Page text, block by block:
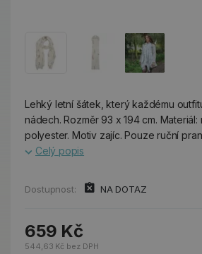
Lehký letní šátek, který každému
nádech. Rozměr 93 x 194 cm.
polyester. Motiv zajíc. Pouze ruční
Celý popis
Dostupnost: NA DOTAZ
659 Kč
544,63 Kč bez DPH